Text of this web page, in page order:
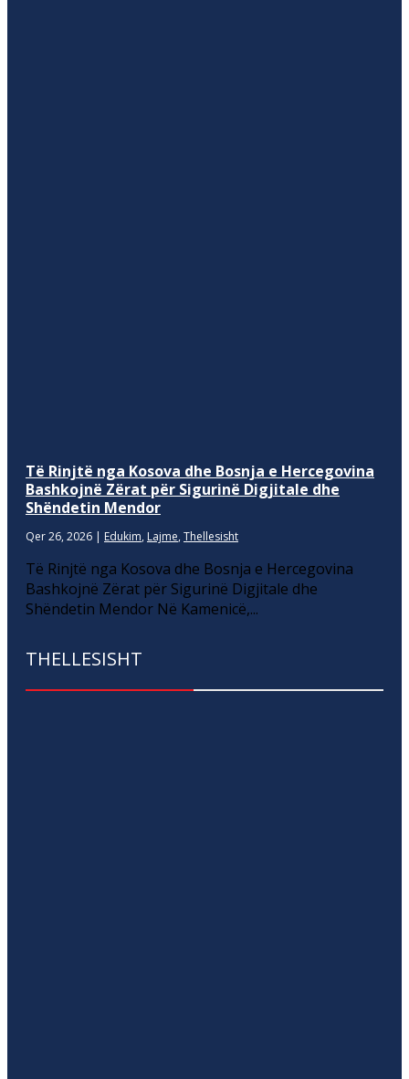
Të Rinjtë nga Kosova dhe Bosnja e Hercegovina
Bashkojnë Zërat për Sigurinë Digjitale dhe
Shëndetin Mendor
Qer 26, 2026 | Edukim, Lajme, Thellesisht
Të Rinjtë nga Kosova dhe Bosnja e Hercegovina
Bashkojnë Zërat për Sigurinë Digjitale dhe
Shëndetin Mendor Në Kamenicë,...
THELLESISHT